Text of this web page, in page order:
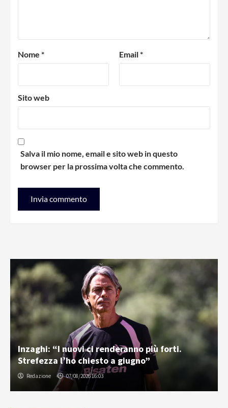
Nome * Email*
Sito web
Salva il mio nome, email e sito web in questo
browser per la prossima volta che commento.
Inzaghi: “I nuovi ci renderanno più forti.
Strefezza l’ho chiesto a giugno”
Redazione 07/08/2026 16:03